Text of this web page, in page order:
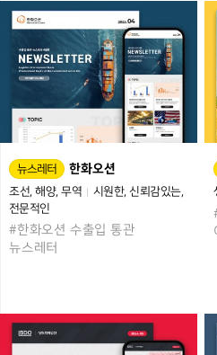
뉴스레터 한화오션
조선 해양 무역 시원한 신뢰감있는
전문적인
#한화오션 수출입 통관
뉴스레터